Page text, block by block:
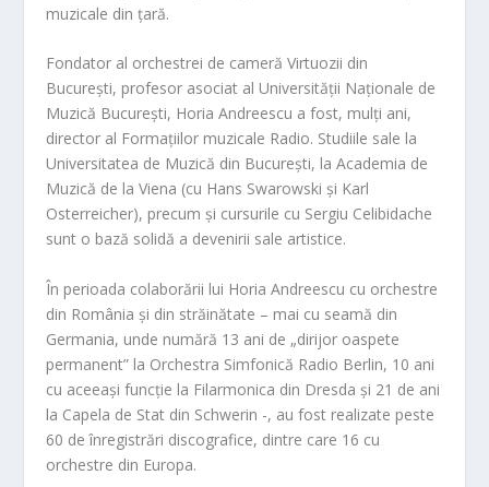
muzicale din țară.
Fondator al orchestrei de cameră Virtuozii din
București, profesor asociat al Universității Naționale de
Muzică București, Horia Andreescu a fost, mulți ani,
director al Formațiilor muzicale Radio. Studiile sale la
Universitatea de Muzică din București, la Academia de
Muzică de la Viena (cu Hans Swarowski și Karl
Osterreicher), precum și cursurile cu Sergiu Celibidache
sunt o bază solidă a devenirii sale artistice.
În perioada colaborării lui Horia Andreescu cu orchestre
din România și din străinătate – mai cu seamă din
Germania, unde numără 13 ani de „dirijor oaspete
permanent” la Orchestra Simfonică Radio Berlin, 10 ani
cu aceeași funcție la Filarmonica din Dresda și 21 de ani
la Capela de Stat din Schwerin -, au fost realizate peste
60 de înregistrări discografice, dintre care 16 cu
orchestre din Europa.